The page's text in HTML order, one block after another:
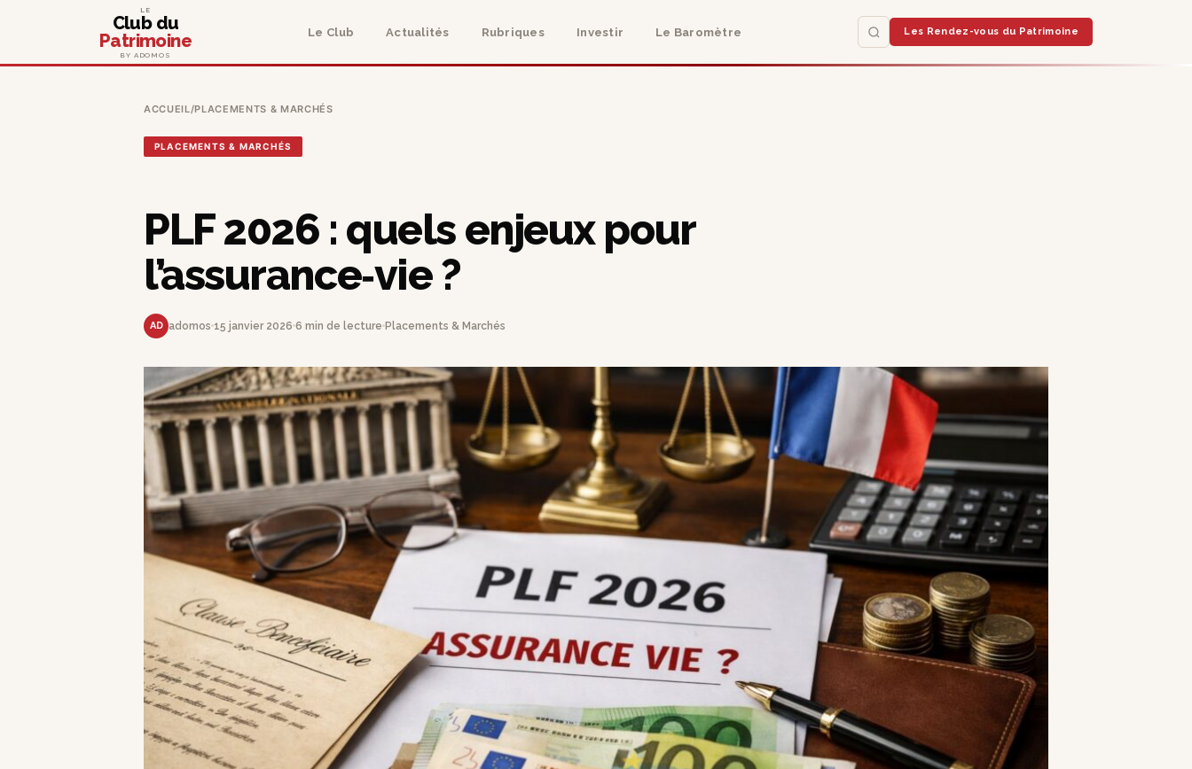
LE
Club du
Patrimoine
BY ADOMOS
Le Club Actualités Rubriques Investir Le Baromètre Les Rendez-vous du Patrimoine
ACCUEIL/PLACEMENTS & MARCHÉS
PLACEMENTS & MARCHÉS
PLF 2026 : quels enjeux pour
l’assurance‑vie ?
AD adomos 15 janvier 2026 6 min de lecture Placements & Marchés